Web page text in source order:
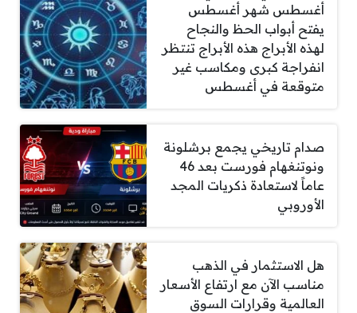
أغسطس شهر أغسطس
يفتح أبواب الحظ والنجاح
لهذه الأبراج هذه الأبراج تنتظر
انفراجة كبرى ومكاسب غير
متوقعة في أغسطس
صدام تاريخي يجمع برشلونة
ونوتنغهام فورست بعد 46
عاماً لاستعادة ذكريات المجد
الأوروبي
هل الاستثمار في الذهب
مناسب الآن مع ارتفاع الأسعار
العالمية وقرارات السوق